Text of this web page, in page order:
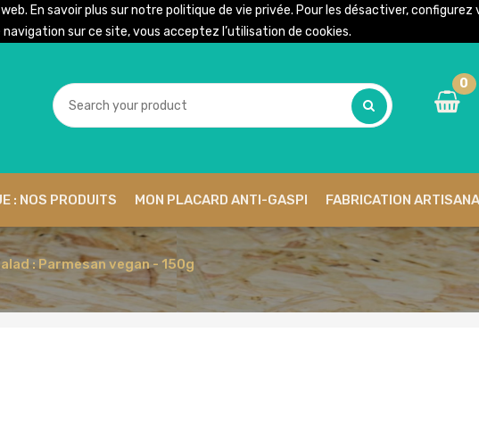
En savoir plus sur notre politique de vie privée. Pour les désactiver,
sur ce site, vous acceptez l’utilisation de cookies.
0
: NOS PRODUITS MON PLACARD ANTI-GASPI FABRICATION
: Parmesan vegan - 150g